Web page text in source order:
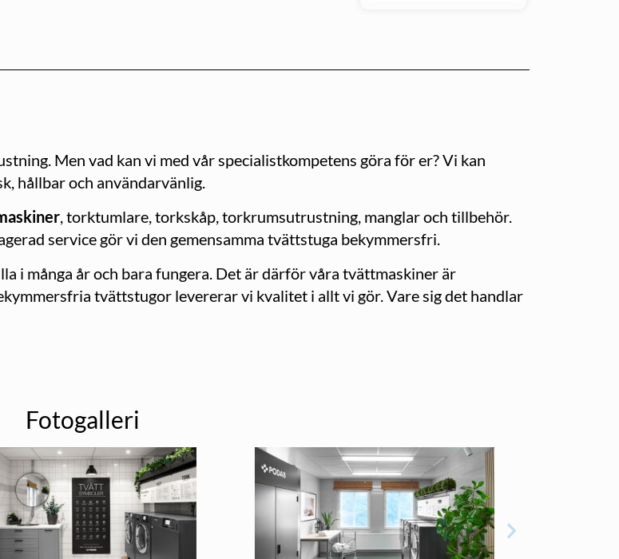
Men vad kan vi med vår specialistkompetens göra för er? Vi kan
hållbar och användarvänlig.
, torktumlare, torkskåp, torkrumsutrustning, manglar och tillbehör.
service gör vi den gemensamma tvättstuga bekymmersfri.
i många år och bara fungera. Det är därför våra tvättmaskiner är
tvättstugor levererar vi kvalitet i allt vi gör. Vare sig det handlar
Fotogalleri